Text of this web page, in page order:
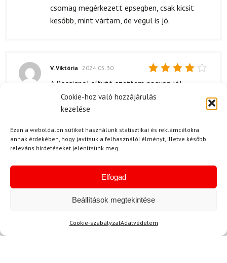
Cookie-hoz való hozzájárulás
kezelése
Ezen a weboldalon sütiket használunk statisztikai és reklámcélokra
annak érdekében, hogy javítsuk a felhasználói élményt, illetve később
releváns hirdetéseket jelenítsünk meg.
Elfogad
Beállítások megtekintése
Cookie-szabályzatAdatvédelem
csomag megérkezett epsegben, csak kicsit
kesőbb, mint vártam, de vegul is jó.
Értékelés:
V. Viktória 2024.05.30.
A Rossignol sífutó szettem nagyon jól
sikerült, de az ára lehetne kicsit alacsonyabb is.
Azért megéri, mert a minőség tényleg kiváló,